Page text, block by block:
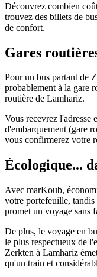
Découvrez combien
trouvez des billets de
de confort.
Gares
Pour un bus partant de
probablement à la gare
routière de Lamhariz.
Vous recevrez l'adresse
d'embarquement (gare
vous confirmerez votre
Écologique...
Avec marKoub,
votre portefeuille, tandis
promet un voyage sans
De plus, le voyage en
le plus respectueux de
Zerkten à Lamhariz
qu'un train et